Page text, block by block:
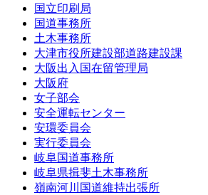
国立印刷局
国道事務所
土木事務所
大津市役所建設部道路建設課
大阪出入国在留管理局
大阪府
女子部会
安全運転センター
安環委員会
実行委員会
岐阜国道事務所
岐阜県揖斐土木事務所
嶺南河川国道維持出張所